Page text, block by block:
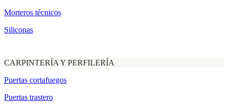
Morteros técnicos
Siliconas
CARPINTERÍA Y PERFILERÍA
Puertas cortafuegos
Puertas trastero